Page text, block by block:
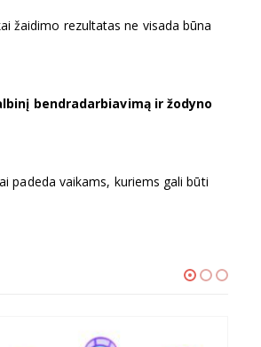
žaidimo rezultatas ne visada būna
bendradarbiavimą ir žodyno
padeda vaikams, kuriems gali būti